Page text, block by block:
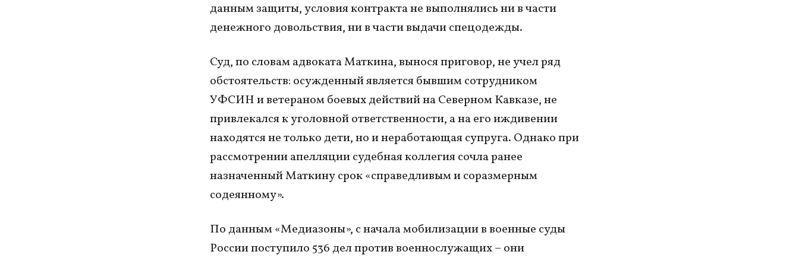
данным защиты, условия контракта не выполнялись ни в части
денежного довольствия, ни в части выдачи спецодежды.
Суд, по словам адвоката Маткина, вынося приговор, не учел ряд
обстоятельств: осужденный является бывшим сотрудником
УФСИН и ветераном боевых действий на Северном Кавказе, не
привлекался к уголовной ответственности, а на его иждивении
находятся не только дети, но и неработающая супруга. Однако при
рассмотрении апелляции судебная коллегия сочла ранее
назначенный Маткину срок «справедливым и соразмерным
содеянному».
По данным «Медиазоны», с начала мобилизации в военные суды
России поступило 536 дел против военнослужащих – они